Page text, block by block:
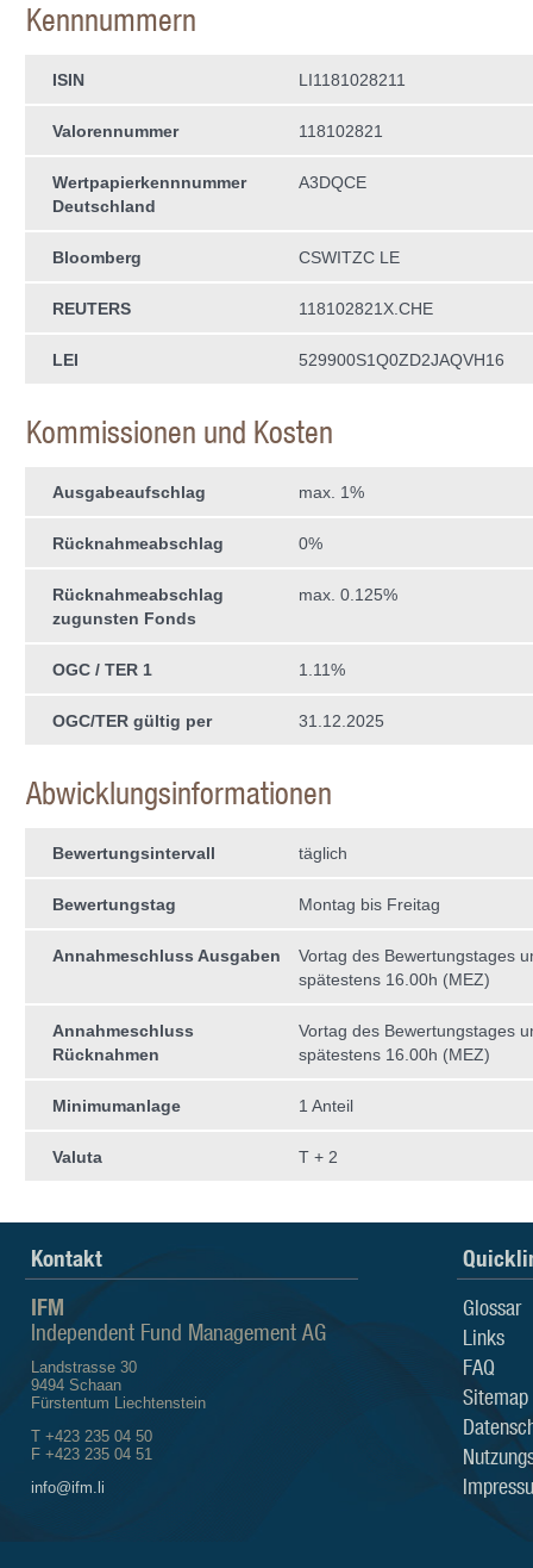
Kennnummern
ISIN LI1181028211
Valorennummer 118102821
Wertpapierkenn­nummer
Deutschland
A3DQCE
Bloomberg CSWITZC LE
REUTERS 118102821X.CHE
LEI 529900S1Q0ZD2JAQVH16
Kommissionen und Kosten
Ausgabeaufschlag max. 1%
Rücknahmeabschlag 0%
Rücknahmeabschlag
zugunsten Fonds
max. 0.125%
OGC / TER 1 1.11%
OGC/TER gültig per 31.12.2025
Abwicklungsinformationen
Bewertungsintervall täglich
Bewertungstag Montag bis Freitag
Annahmeschluss Ausgaben
Vortag des Bewertungstages
spätestens 16.00h (MEZ)
Annahmeschluss
Rücknahmen
Vortag des Bewertungstages
spätestens 16.00h (MEZ)
Minimumanlage 1 Anteil
Valuta T + 2
Kontakt
IFM
Independent Fund Management AG
Landstrasse 30
9494 Schaan
Fürstentum Liechtenstein
T +423 235 04 50
F +423 235 04 51
info@ifm.li
Glossar
Links
FAQ
Sitemap